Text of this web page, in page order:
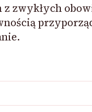
z zwykłych